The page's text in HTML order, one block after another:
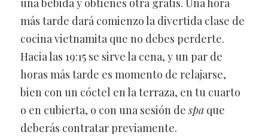
una bebida y obtienes otra gratis. Una hora
más tarde dará comienzo la divertida clase de
cocina vietnamita que no debes perderte.
Hacia las 19:15 se sirve la cena, y un par de
horas más tarde es momento de relajarse,
bien con un cóctel en la terraza, en tu cuarto
o en cubierta, o con una sesión despaque
deberás contratar previamente.